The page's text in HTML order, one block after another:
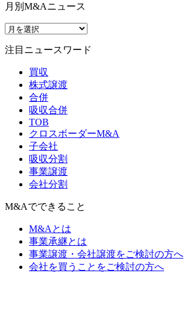
月別M&Aニュース
注目ニュースワード
買収
株式譲渡
合併
吸収合併
TOB
クロスボーダーM&A
子会社
吸収分割
事業譲渡
会社分割
M&Aでできること
M&Aとは
事業承継とは
事業譲渡・会社譲渡をご検討の方へ
会社を買うことをご検討の方へ